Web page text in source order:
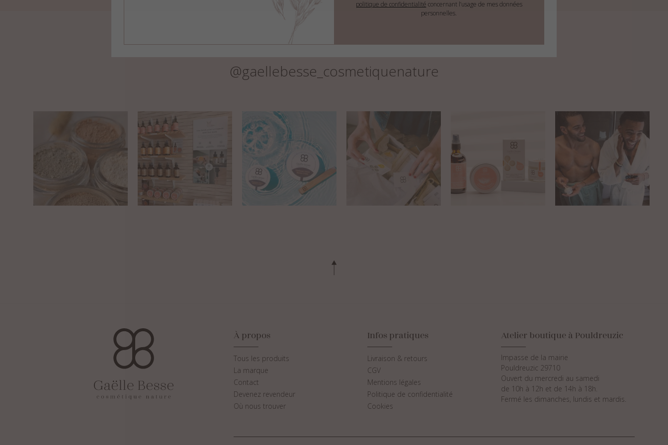
@gaellebesse_cosmetiquenature
À propos
Tous les produits
La marque
Contact
Devenez revendeur
Où nous trouver
Infos pratiques
Livraison & retours
CGV
Mentions légales
Politique de confidentialité
Cookies
Atelier boutique à Pouldreuzic
Impasse de la mairie
Pouldreuzic 29710
Ouvert du mercredi au samedi
de 10h à 12h et de 14h à 18h.
Fermé les dimanches, lundis et mardis.
politique de confidentialité concernant l’usage de mes données
personnelles.